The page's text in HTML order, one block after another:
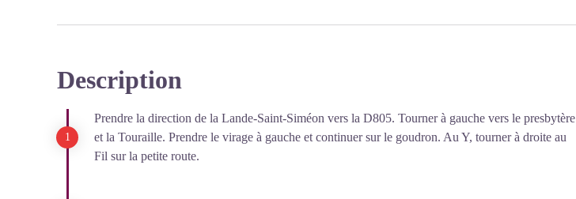
Description
Prendre la direction de la Lande-Saint-Siméon vers la D805. Tourner à gauche vers le presbytère
et la Touraille. Prendre le virage à gauche et continuer sur le goudron. Au Y, tourner à droite au
Fil sur la petite route.